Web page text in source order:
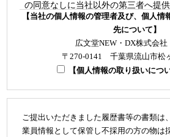
の同意なしに当社以外の第三者へ提
ん。なお、採用において適性試験等
管理を第三者に委託することがありま
・取得の任意性について
当社に提出していただく、履歴書や
を提供していただけない場合は、採
ができないことがあります。
・個人情報の開示等の請求について
【当社の個人情報の管理者及び、個人情
先について】
広文堂NEW・DX株式会
〒270-0141 千葉県流山市松
【個人情報の取り扱いにつ
ご提出いただきました履歴書等の書類は
業員情報として保管し不採用の方の物は